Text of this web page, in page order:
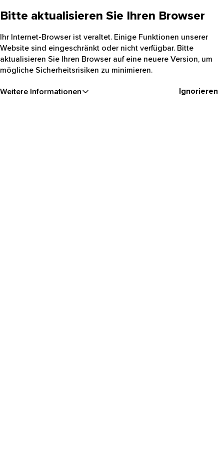
Bitte aktualisieren Sie Ihren Browser
Ihr Internet-Browser ist veraltet. Einige Funktionen unserer
Website sind eingeschränkt oder nicht verfügbar. Bitte
aktualisieren Sie Ihren Browser auf eine neuere Version, um
mögliche Sicherheitsrisiken zu minimieren.
Weitere Informationen Ignorieren